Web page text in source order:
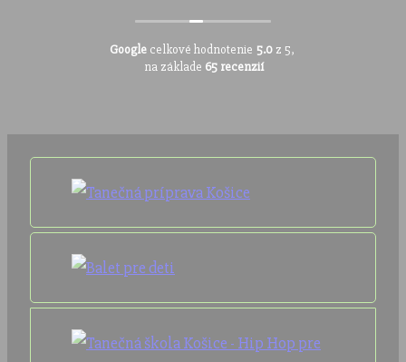
Google celkové hodnotenie 5.0 z 5,
na základe 65 recenzií